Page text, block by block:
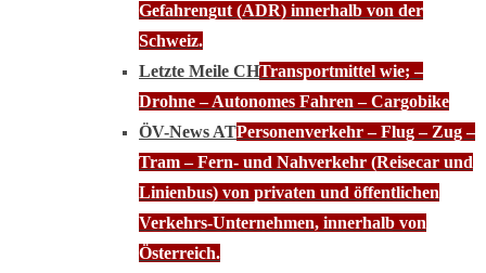
Gefahrengut (ADR) innerhalb von der
Schweiz.
Letzte Meile CHTransportmittel wie; –
Drohne – Autonomes Fahren – Cargobike
ÖV-News ATPersonenverkehr – Flug – Zug –
Tram – Fern- und Nahverkehr (Reisecar und
Linienbus) von privaten und öffentlichen
Verkehrs-Unternehmen, innerhalb von
Österreich.